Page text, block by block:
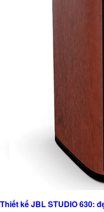
Thiết kế JBL STUDIO 630: